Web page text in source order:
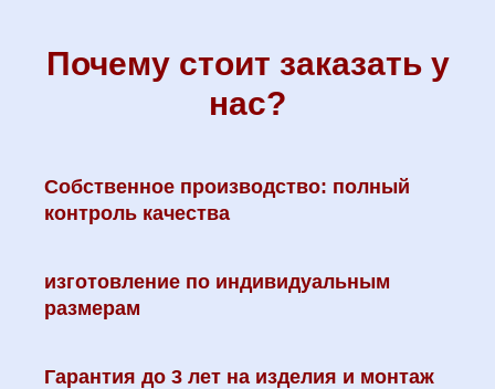
Почему стоит заказать у
нас?
Собственное производство: полный
контроль качества
изготовление по индивидуальным
размерам
Гарантия до 3 лет на изделия и монтаж